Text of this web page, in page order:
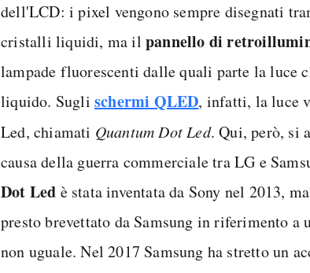
dell'LCD: i pixel vengono sempre disegnati
cristalli liquidi, ma il pannello di
lampade fluorescenti dalle quali parte la luce
liquido. Sugli schermi QLED, infatti, la luce
Led, chiamati Quantum Dot Led. Qui, però, si
causa della guerra commerciale tra LG e
Dot Led è stata inventata da Sony nel 2013,
presto brevettato da Samsung in riferimento a
non uguale. Nel 2017 Samsung ha stretto un